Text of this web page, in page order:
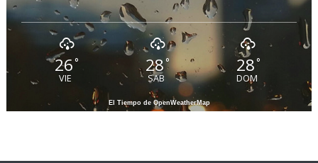
26°
VIE
28 °
SAB
28°
DOM
El Tiempo de OpenWeatherMap